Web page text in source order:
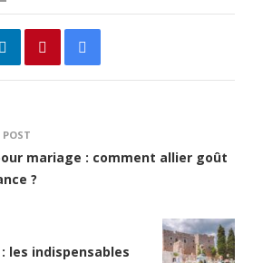
POST
mariage : comment allier goût
?
les indispensables